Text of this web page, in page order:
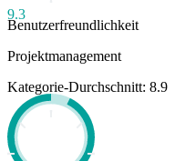
9.3
Benutzerfreundlichkeit
Projektmanagement
Kategorie-Durchschnitt: 8.9